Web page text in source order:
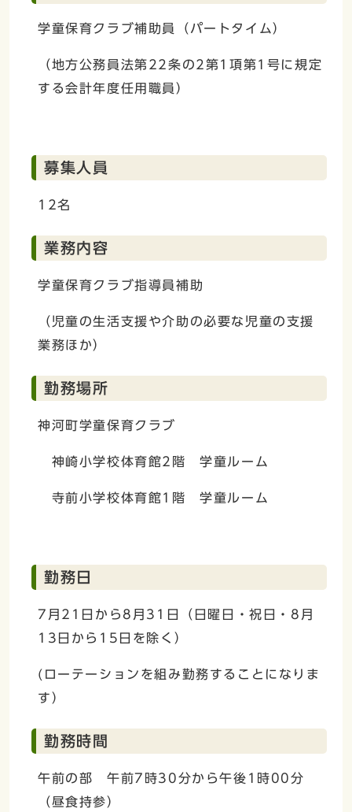
学童保育クラブ補助員（パートタイム）
（地方公務員法第22条の2第1項第1号に規定
する会計年度任用職員）
募集人員
12名
業務内容
学童保育クラブ指導員補助
（児童の生活支援や介助の必要な児童の支援
業務ほか）
勤務場所
神河町学童保育クラブ
神崎小学校体育館2階 学童ルーム
寺前小学校体育館1階 学童ルーム
勤務日
7月21日から8月31日（日曜日・祝日・8月
13日から15日を除く）
(ローテーションを組み勤務することになりま
す）
勤務時間
午前の部 午前7時30分から午後1時00分
（昼食持参）